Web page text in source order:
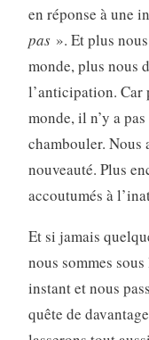
en réponse à une
pas». Et plus
monde, plus nous
l’anticipation. Car
monde, il n’y a
chambouler. Nous
nouveauté. Plus
accoutumés à
Et si jamais
nous sommes
instant et nous
quête de